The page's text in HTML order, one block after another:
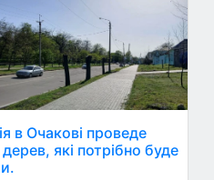
в Очакові проведе
які потрібно буде